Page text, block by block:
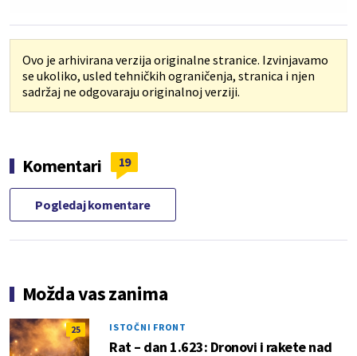
Ovo je arhivirana verzija originalne stranice. Izvinjavamo
se ukoliko, usled tehničkih ograničenja, stranica i njen
sadržaj ne odgovaraju originalnoj verziji.
Komentari 19
Pogledaj komentare
Možda vas zanima
25 ISTOČNI FRONT
Rat – dan 1.623: Dronovi i rakete nad